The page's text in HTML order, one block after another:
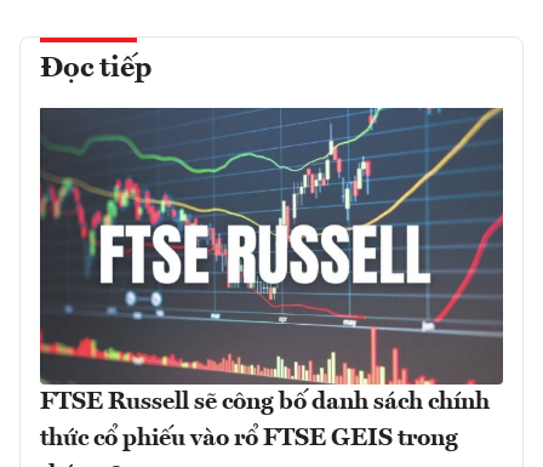
Đọc tiếp
FTSE Russell sẽ công bố danh sách chính
thức cổ phiếu vào rổ FTSE GEIS trong